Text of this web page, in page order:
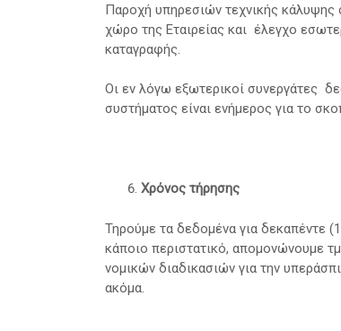
Παροχή υπηρεσιών τεχνικής
χώρο της Εταιρείας και έλεγχο
καταγραφής.
Οι εν λόγω εξωτερικοί συνεργάτες
συστήματος είναι ενήμερος για το
Χρόνος τήρησης
Τηρούμε τα δεδομένα για δεκαπέντε
κάποιο περιστατικό, απομονώνουμε
νομικών διαδικασιών για την
ακόμα.